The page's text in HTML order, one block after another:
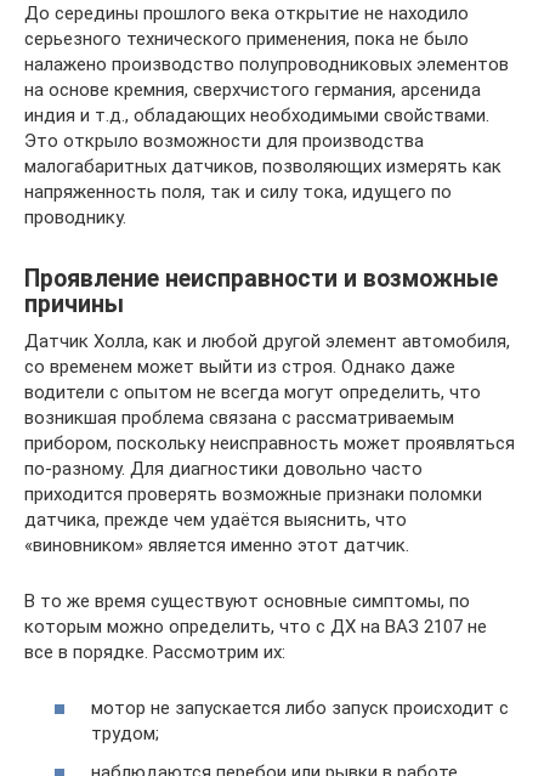
До середины прошлого века открытие не находило
серьезного технического применения, пока не было
налажено производство полупроводниковых элементов
на основе кремния, сверхчистого германия, арсенида
индия и т.д., обладающих необходимыми свойствами.
Это открыло возможности для производства
малогабаритных датчиков, позволяющих измерять как
напряженность поля, так и силу тока, идущего по
проводнику.
Проявление неисправности и возможные
причины
Датчик Холла, как и любой другой элемент автомобиля,
со временем может выйти из строя. Однако даже
водители с опытом не всегда могут определить, что
возникшая проблема связана с рассматриваемым
прибором, поскольку неисправность может проявляться
по-разному. Для диагностики довольно часто
приходится проверять возможные признаки поломки
датчика, прежде чем удаётся выяснить, что
«виновником» является именно этот датчик.
В то же время существуют основные симптомы, по
которым можно определить, что с ДХ на ВАЗ 2107 не
все в порядке. Рассмотрим их:
мотор не запускается либо запуск происходит с
трудом;